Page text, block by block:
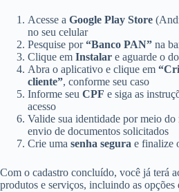
Acesse a Google Play Store
no seu celular
Pesquise por“Banco PAN” na
Clique em Instalar e aguarde o
Abra o aplicativo e clique em
cliente”, conforme seu caso
Informe seu CPF e siga as
acesso
Valide sua identidade por meio do
envio de documentos solicitados
Crie uma senha segura e finalize
Com o cadastro concluído, você já terá
produtos e serviços, incluindo as